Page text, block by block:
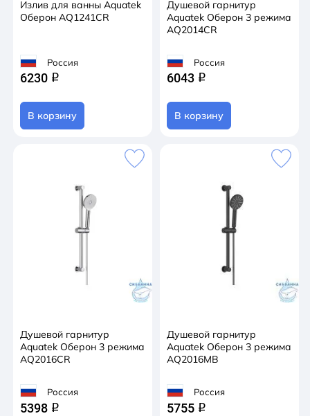
Излив для ванны Aquatek
Оберон AQ1241CR
Россия
6230 q
В корзину
Душевой гарнитур
Aquatek Оберон 3 режима
AQ2014CR
Россия
6043 q
В корзину
Душевой гарнитур
Aquatek Оберон 3 режима
AQ2016CR
Россия
5398 q
Душевой гарнитур
Aquatek Оберон 3 режима
AQ2016MB
Россия
5755 q